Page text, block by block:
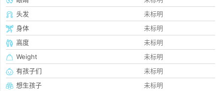
头发
未标明
身体
未标明
高度
未标明
Weight
未标明
有孩子们
未标明
想生孩子
未标明